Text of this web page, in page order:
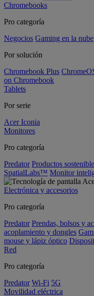
Chromebooks
Pro categoría
Negocios Gaming en la nube
Por solución
Chromebook Plus
on Chromebook
Tablets
Por serie
Acer Iconia
Monitores
Pro categoría
Predator Productos
SpatialLabs™ Monitor
Electrónica y accesorios
Pro categoría
Predator Prendas, bolsos y
acoplamiento y dongles
mouse y lápiz óptico
Red
Pro categoría
Predator Wi-Fi 5G
Movilidad eléctrica